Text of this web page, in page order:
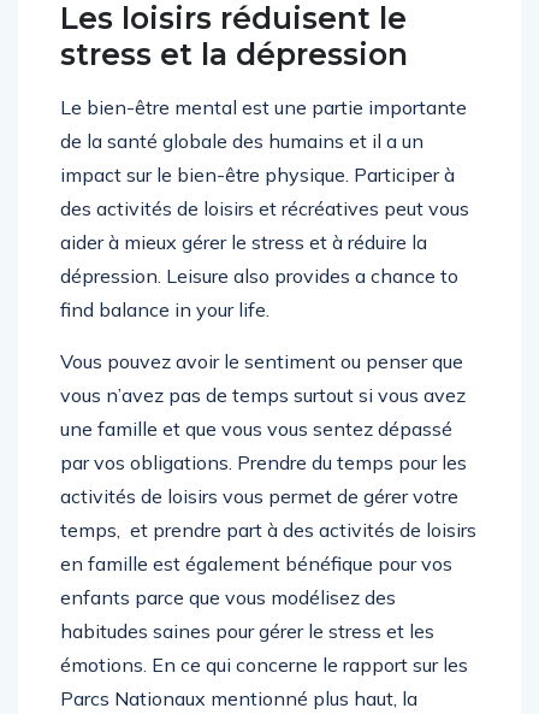
Les loisirs réduisent le
stress et la dépression
Le bien-être mental est une partie importante
de la santé globale des humains et il a un
impact sur le bien-être physique. Participer à
des activités de loisirs et récréatives peut vous
aider à mieux gérer le stress et à réduire la
dépression. Leisure also provides a chance to
find balance in your life.
Vous pouvez avoir le sentiment ou penser que
vous n’avez pas de temps surtout si vous avez
une famille et que vous vous sentez dépassé
par vos obligations. Prendre du temps pour les
activités de loisirs vous permet de gérer votre
temps, et prendre part à des activités de loisirs
en famille est également bénéfique pour vos
enfants parce que vous modélisez des
habitudes saines pour gérer le stress et les
émotions. En ce qui concerne le rapport sur les
Parcs Nationaux mentionné plus haut, la